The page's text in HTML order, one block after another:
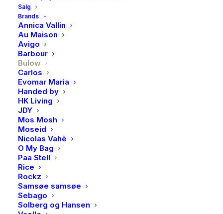
Salg
Brands
Annica Vallin
Au Maison
Avigo
Barbour
Bulow
Carlos
Evomar Maria
Handed by
HK Living
JDY
Mos Mosh
Moseid
Nicolas Vahè
O My Bag
Paa Stell
Rice
Rockz
Samsøe samsøe
Sebago
Solberg og Hansen
✔ Perfekt gave til en du er glad i
✔ Lekker innpakning i resirkulerte materialer
✔ Gluten- og gelatinfritt – denne lakrisen er kokt på
rismel
✔ Produsert i Danmark
Utsolgt
Produktnummer
Kategori
Brand
BESKRIVELSE